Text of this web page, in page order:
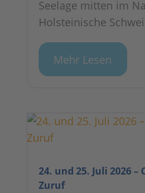
Seelage mitten im
Holsteinische
Mehr Lesen
24. und 25. Juli 2026
Zuruf